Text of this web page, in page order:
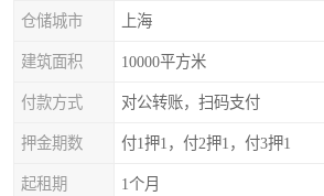
仓储城市 上海
建筑面积 10000平方米
付款方式 对公转账，扫码支付
押金期数 付1押1，付2押1，付3押1
起租期 1个月